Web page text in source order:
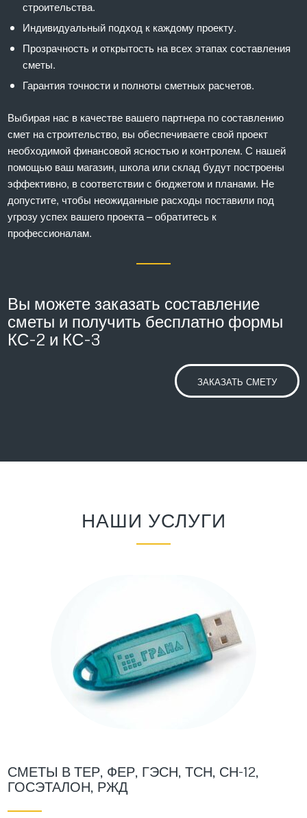
строительства.
Индивидуальный подход к каждому проекту.
Прозрачность и открытость на всех этапах составления
сметы.
Гарантия точности и полноты сметных расчетов.
Выбирая нас в качестве вашего партнера по составлению
смет на строительство, вы обеспечиваете свой проект
необходимой финансовой ясностью и контролем. С нашей
помощью ваш магазин, школа или склад будут построены
эффективно, в соответствии с бюджетом и планами. Не
допустите, чтобы неожиданные расходы поставили под
угрозу успех вашего проекта – обратитесь к
профессионалам.
Вы можете заказать составление
сметы и получить бесплатно формы
КС-2 и КС-3
ЗАКАЗАТЬ СМЕТУ
НАШИ УСЛУГИ
СМЕТЫ В ТЕР, ФЕР, ГЭСН, ТСН, СН-12,
ГОСЭТАЛОН, РЖД